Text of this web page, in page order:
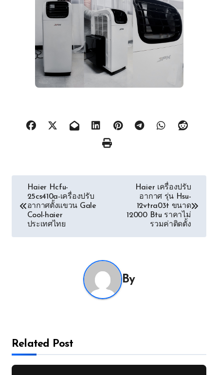
Post
navigation
Haier Hcfu-
25cs410a-เครื่องปรับ
อากาศตั้งแขวน Gale
Cool-haier
ประเทศไทย
Haier เครื่องปรับ
อากาศ รุ่น Hsu-
12vtra03t ขนาด
12000 Btu ราคาไม่
รวมค่าติดตั้ง
By
Related Post